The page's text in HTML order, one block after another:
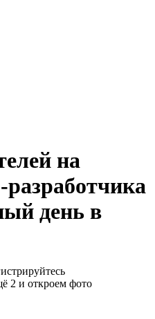
на
день в
2 и откроем фото